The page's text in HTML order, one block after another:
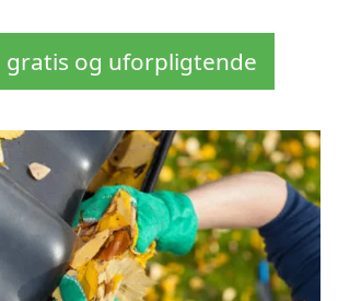
gratis og uforpligtende